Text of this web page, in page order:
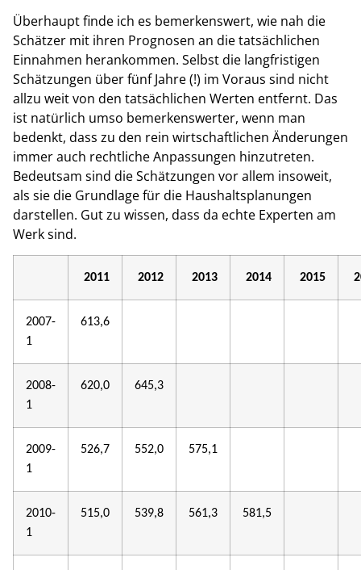
Überhaupt finde ich es bemerkenswert, wie nah die
Schätzer mit ihren Prognosen an die tatsächlichen
Einnahmen herankommen. Selbst die langfristigen
Schätzungen über fünf Jahre (!) im Voraus sind nicht
allzu weit von den tatsächlichen Werten entfernt. Das
ist natürlich umso bemerkenswerter, wenn man
bedenkt, dass zu den rein wirtschaftlichen Änderungen
immer auch rechtliche Anpassungen hinzutreten.
Bedeutsam sind die Schätzungen vor allem insoweit,
als sie die Grundlage für die Haushaltsplanungen
darstellen. Gut zu wissen, dass da echte Experten am
Werk sind.
2011 2012 2013 2014 2015
2007-
1
613,6
2008-
1
620,0 645,3
2009-
1
526,7 552,0 575,1
2010-
1
515,0 539,8 561,3 581,5